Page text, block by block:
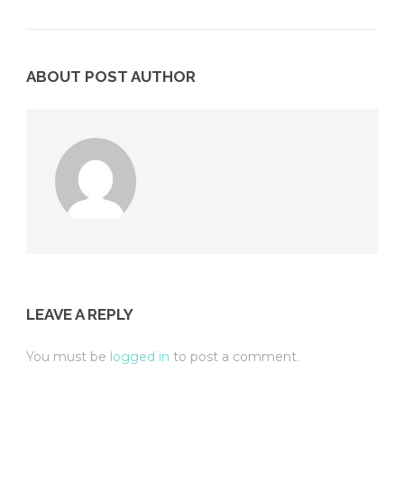
ABOUT POST AUTHOR
LEAVE A REPLY
You must be logged in to post a comment.